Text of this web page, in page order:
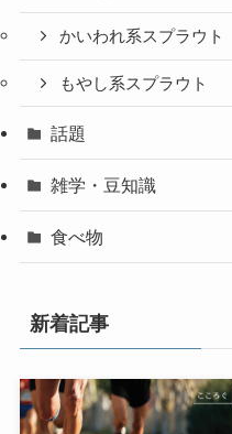
かいわれ系スプラウト
もやし系スプラウト
話題
雑学・豆知識
食べ物
新着記事